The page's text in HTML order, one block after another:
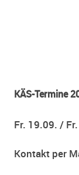
KÄS-Termine
Fr. 19.09. /
Kontakt per